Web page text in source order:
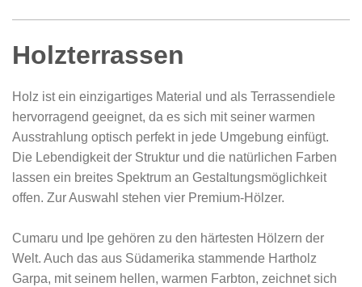
Holzterrassen
Holz ist ein einzigartiges Material und als Terrassendiele
hervorragend geeignet, da es sich mit seiner warmen
Ausstrahlung optisch perfekt in jede Umgebung einfügt.
Die Lebendigkeit der Struktur und die natürlichen Farben
lassen ein breites Spektrum an Gestaltungsmöglichkeit
offen. Zur Auswahl stehen vier Premium-Hölzer.
Cumaru und Ipe gehören zu den härtesten Hölzern der
Welt. Auch das aus Südamerika stammende Hartholz
Garpa, mit seinem hellen, warmen Farbton, zeichnet sich